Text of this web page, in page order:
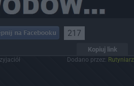
217
Kopiuj link
Dodano przez: Rutyniarz